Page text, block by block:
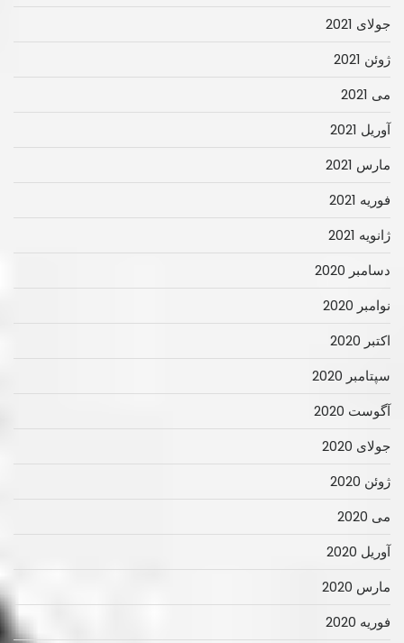
جولای 2021
ژوئن 2021
می 2021
آوریل 2021
مارس 2021
فوریه 2021
ژانویه 2021
دسامبر 2020
نوامبر 2020
اکتبر 2020
سپتامبر 2020
آگوست 2020
جولای 2020
ژوئن 2020
می 2020
آوریل 2020
مارس 2020
فوریه 2020